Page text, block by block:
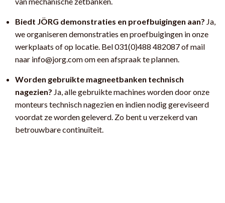
Biedt JÖRG demonstraties en proefbuigingen aan? Ja,
we organiseren demonstraties en proefbuigingen in onze
werkplaats of op locatie. Bel 031(0)488 482087 of mail
naar info@jorg.comom een afspraak te plannen.
Worden gebruikte magneetbanken technisch
nagezien? Ja, alle gebruikte machines worden door onze
monteurs technisch nagezien en indien nodig gereviseerd
voordat ze worden geleverd. Zo bent u verzekerd van
betrouwbare continuïteit.